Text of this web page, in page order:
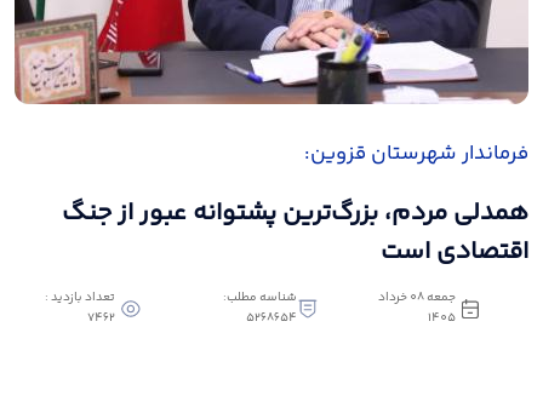
فرماندار شهرستان قزوین:
همدلی مردم، بزرگ‌ترین پشتوانه عبور از جنگ
اقتصادی است
جمعه 08 خرداد
1405
شناسه مطلب:
5268654
تعداد بازدید :
7462